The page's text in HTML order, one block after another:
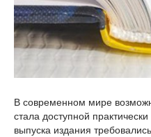
В современном мире
стала доступной
выпуска издания